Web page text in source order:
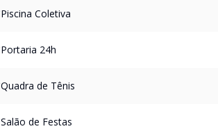
Piscina Coletiva
Portaria 24h
Quadra de Tênis
Salão de Festas